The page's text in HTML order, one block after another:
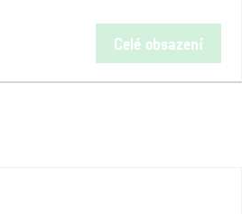
Celé obsazení